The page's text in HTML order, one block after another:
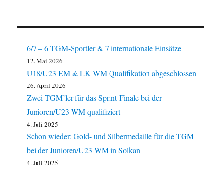
6/7 – 6 TGM-Sportler & 7 internationale Einsätze
12. Mai 2026
U18/U23 EM & LK WM Qualifikation abgeschlossen
26. April 2026
Zwei TGM’ler für das Sprint-Finale bei der
Junioren/U23 WM qualifiziert
4. Juli 2025
Schon wieder: Gold- und Silbermedaille für die TGM
bei der Junioren/U23 WM in Solkan
4. Juli 2025